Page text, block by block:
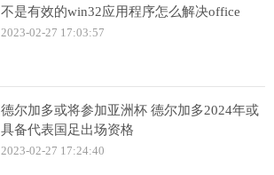
不是有效的win32应用程序怎么解决office
2023-02-27 17:03:57
德尔加多或将参加亚洲杯 德尔加多2024年或
具备代表国足出场资格
2023-02-27 17:24:40